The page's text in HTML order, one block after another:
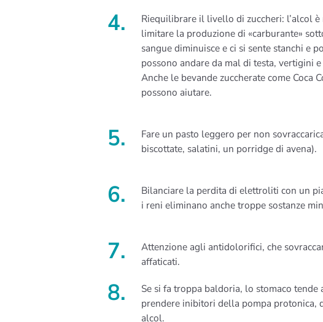
Riequilibrare il livello di zuccheri: l’alcol
limitare la produzione di «carburante»
sangue diminuisce e ci si sente stanchi e
possono andare da mal di testa, vertigini
Anche le bevande zuccherate come Coca
possono aiutare.
Fare un pasto leggero per non
biscottate, salatini, un porridge di avena).
Bilanciare la perdita di elettroliti con un
i reni eliminano anche troppe sostanze
Attenzione agli antidolorifici, che
affaticati.
Se si fa troppa baldoria, lo stomaco
prendere inibitori della pompa protonica,
alcol.